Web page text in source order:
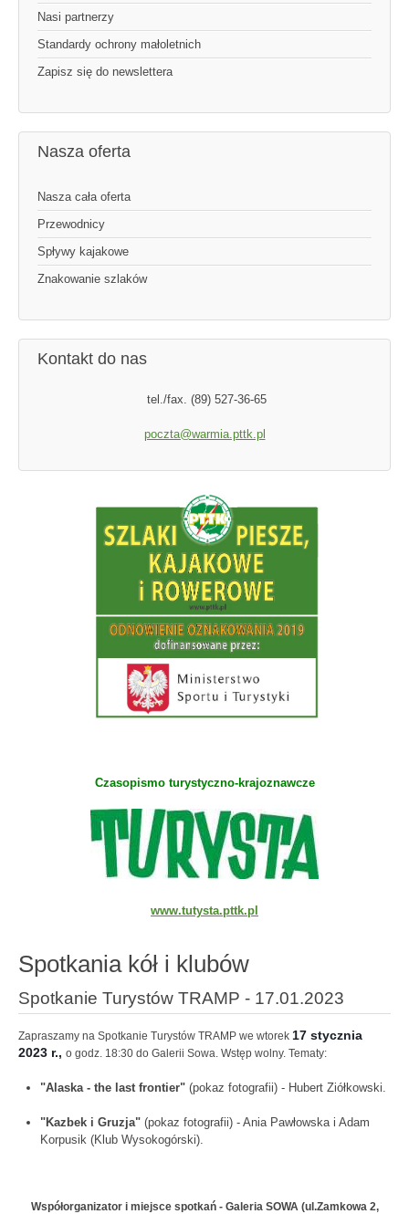
Nasi partnerzy
Standardy ochrony małoletnich
Zapisz się do newslettera
Nasza oferta
Nasza cała oferta
Przewodnicy
Spływy kajakowe
Znakowanie szlaków
Kontakt do nas
tel./fax. (89) 527-36-65
poczta@warmia.pttk.pl
Czasopismo turystyczno-krajoznawcze
www.tutysta.pttk.pl
Spotkania kół i klubów
Spotkanie Turystów TRAMP - 17.01.2023
Zapraszamy na Spotkanie Turystów TRAMP we wtorek 17 stycznia
2023 r., o godz. 18:30 do Galerii Sowa. Wstęp wolny. Tematy:
"Alaska - the last frontier" (pokaz fotografii) - Hubert Ziółkowski.
"Kazbek i Gruzja" (pokaz fotografii) - Ania Pawłowska i Adam
Korpusik (Klub Wysokogórski).
Współorganizator i miejsce spotkań - Galeria SOWA (ul.Zamkowa 2,